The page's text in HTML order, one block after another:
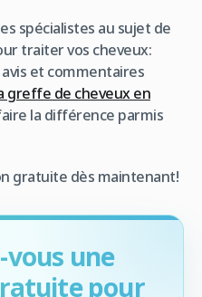
spécialistes au sujet de
traiter vos cheveux:
avis et commentaires
greffe de cheveux en
la différence parmis
gratuite dès maintenant!
vous une
pour